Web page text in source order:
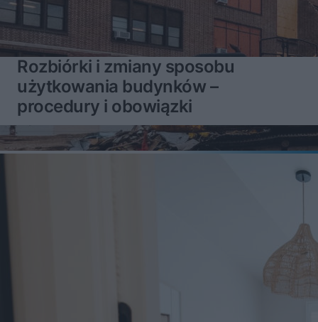
Rozbiórki i zmiany sposobu
użytkowania budynków –
procedury i obowiązki